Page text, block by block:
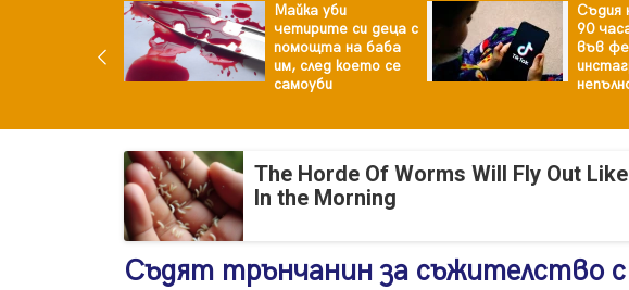
и полово
Майка уби
четирите си деца с
помощта на баба
им, след което се
самоуби
Съдия
90
във
The Horde Of Worms Will Fly Out
In the Morning
Съдят трънчанин за съжителство